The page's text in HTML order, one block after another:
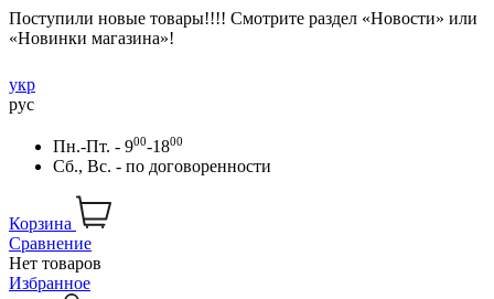
Поступили новые товары!!!! Смотрите раздел «Новости» или
«Новинки магазина»!
укр
рус
Пн.-Пт. - 900-1800
Сб., Вс. - по договоренности
Корзина
Сравнение
Нет товаров
Избранное